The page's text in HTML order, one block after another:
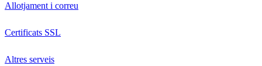
Allotjament i correu
Certificats SSL
Altres serveis